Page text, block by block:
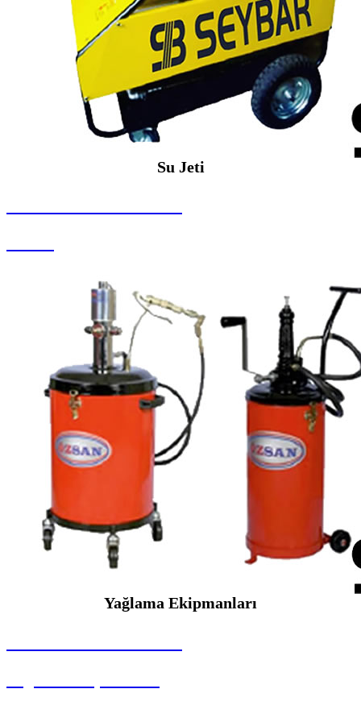
Su Jeti
Yağlama Ekipmanları